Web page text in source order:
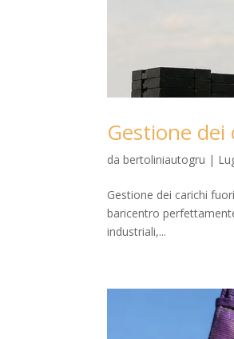
Gestione
dabertoliniautogru |
Gestione dei carichi
baricentro
industriali,...